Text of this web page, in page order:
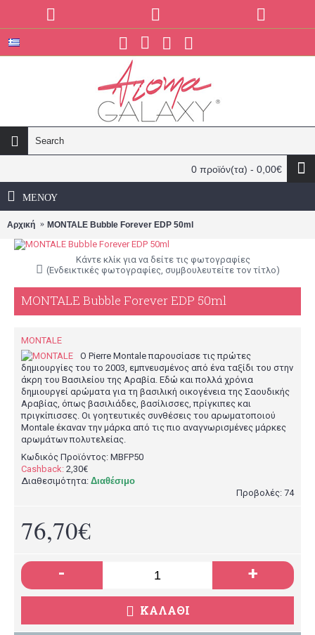
0 προϊόν(τα) - 0,00€
ΜΕΝΟΎ
Αρχική MONTALE Bubble Forever EDP 50ml
Κάντε κλίκ για να δείτε τις φωτογραφίες
(Ενδεικτικές φωτογραφίες, συμβουλευτείτε τον τίτλο)
MONTALE Bubble Forever EDP 50ml
MONTALE
Ο Pierre Montale παρουσίασε τις πρώτες
δημιουργίες του το 2003, εμπνευσμένος από ένα ταξίδι του στην
άκρη του Βασιλείου της Αραβία. Εδώ και πολλά χρόνια
δημιουργεί αρώματα για τη βασιλική οικογένεια της Σαουδικής
Αραβίας, όπως βασιλιάδες, βασίλισσες, πρίγκιπες και
πριγκίπισσες. Οι γοητευτικές συνθέσεις του αρωματοποιού
Montale έκαναν την μάρκα από τις πιο αναγνωρισμένες μάρκες
αρωμάτων πολυτελείας.
Κωδικός Προϊόντος: MBFP50
Cashback: 2,30€
Διαθεσιμότητα: Διαθέσιμο
Προβολές: 74
76,70€
- +
ΚΑΛΆΘΙ